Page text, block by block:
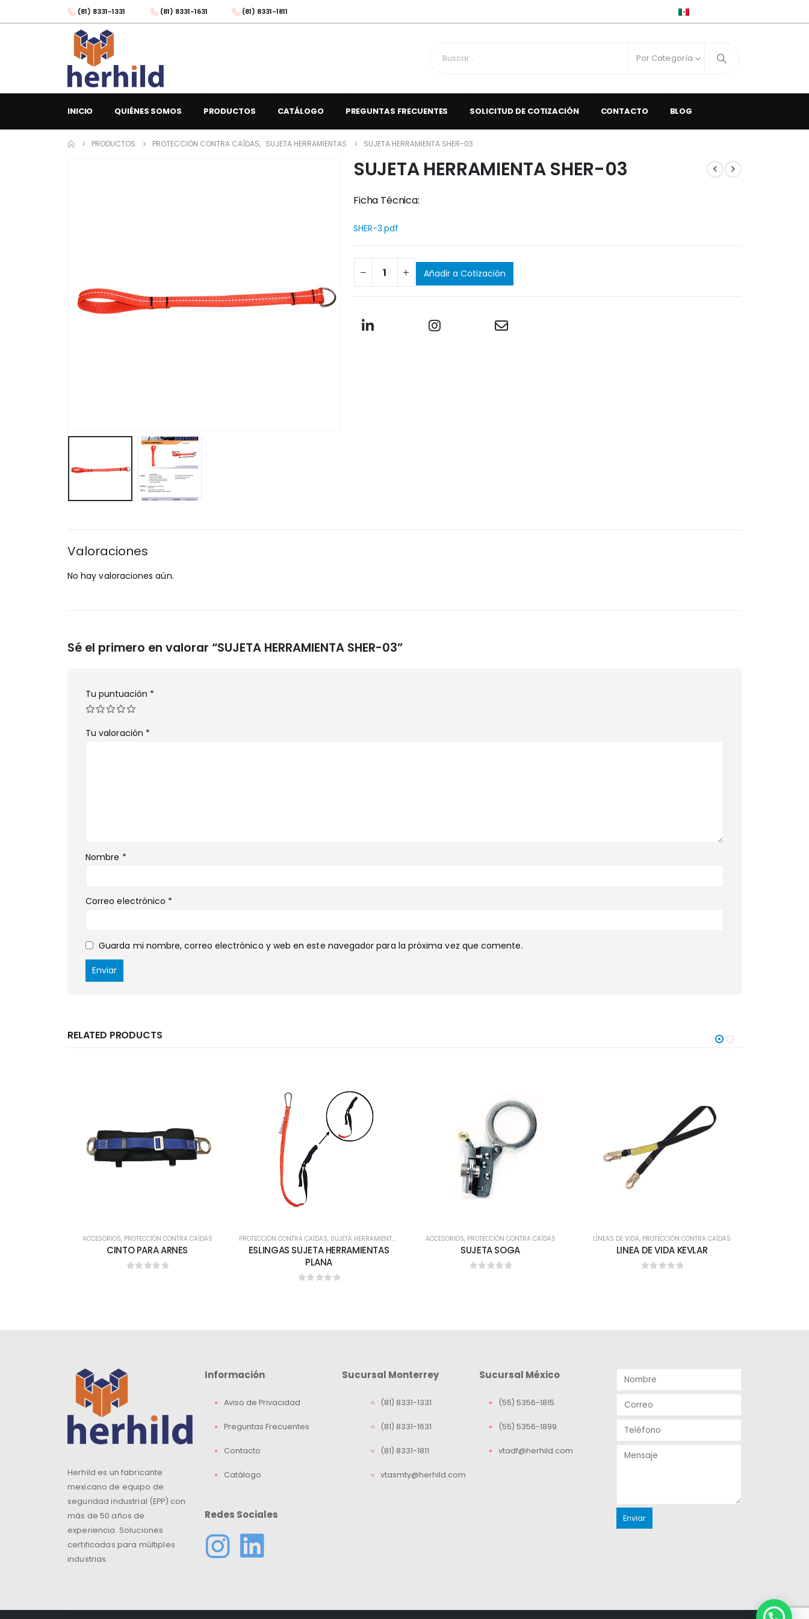
(81) 8331-1331 (81) 8331-1631 (81) 8331-1811
Por Categoría
INICIO QUIÉNES SOMOS PRODUCTOS CATÁLOGO PREGUNTAS FRECUENTES SOLICITUD DE COTIZACIÓN CONTACTO BLOG
PRODUCTOS PROTECCIÓN CONTRA CAÍDAS, SUJETA HERRAMIENTAS SUJETA HERRAMIENTA SHER-03
SUJETA HERRAMIENTA SHER-03
Ficha Técnica:
SHER-3.pdf
Añadir a Cotización
Valoraciones
No hay valoraciones aún.
Sé el primero en valorar “SUJETA HERRAMIENTA SHER-03”
Tu puntuación *
Tu valoración *
Nombre *
Correo electrónico *
Guarda mi nombre, correo electrónico y web en este navegador para la próxima vez que comente.
RELATED PRODUCTS
ACCESORIOS, PROTECCIÓN CONTRA CAÍDAS
CINTO PARA ARNES
PROTECCIÓN CONTRA CAÍDAS, SUJETA HERRAMIENTAS
ESLINGAS SUJETA HERRAMIENTAS
PLANA
ACCESORIOS, PROTECCIÓN CONTRA CAÍDAS
SUJETA SOGA
LÍNEAS DE VIDA, PROTECCIÓN CONTRA CAÍDAS
LINEA DE VIDA KEVLAR
Herhild es un fabricante
mexicano de equipo de
seguridad industrial (EPP) con
más de 50 años de
experiencia. Soluciones
certificadas para múltiples
industrias.
Información
Aviso de Privacidad
Preguntas Frecuentes
Contacto
Catálogo
Redes Sociales
Sucursal Monterrey
(81) 8331-1331
(81) 8331-1631
(81) 8331-1811
vtasmty@herhild.com
Sucursal México
(55) 5356-1815
(55) 5356-1899
vtadf@herhild.com